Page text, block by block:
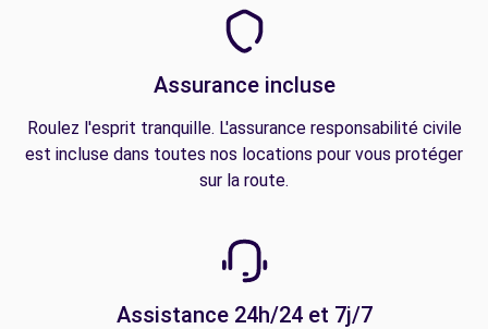
Assurance incluse
Roulez l'esprit tranquille. L'assurance responsabilité civile
est incluse dans toutes nos locations pour vous protéger
sur la route.
Assistance 24h/24 et 7j/7